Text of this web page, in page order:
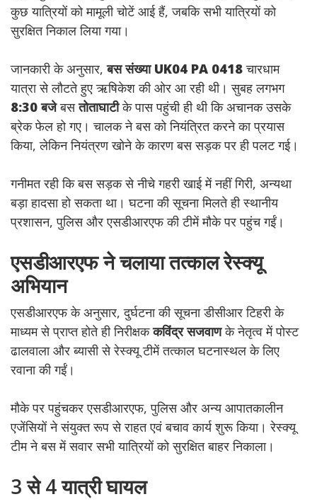
कुछ यात्रियों को मामूली चोटें आई हैं, जबकि सभी यात्रियों को
सुरक्षित निकाल लिया गया।
जानकारी के अनुसार,बस संख्या UK04 PA 0418चारधाम
यात्रा से लौटते हुए ऋषिकेश की ओर आ रही थी। सुबह लगभग
8:30 बजेबसतोताघाटीके पास पहुंची ही थी कि अचानक उसके
ब्रेक फेल हो गए। चालक ने बस को नियंत्रित करने का प्रयास
किया, लेकिन नियंत्रण खोने के कारण बस सड़क पर ही पलट गई।
गनीमत रही कि बस सड़क से नीचे गहरी खाई में नहीं गिरी, अन्यथा
बड़ा हादसा हो सकता था। घटना की सूचना मिलते ही स्थानीय
प्रशासन, पुलिस और एसडीआरएफ की टीमें मौके पर पहुंच गईं।
एसडीआरएफ ने चलाया तत्काल रेस्क्यू
अभियान
एसडीआरएफ के अनुसार, दुर्घटना की सूचना डीसीआर टिहरी के
माध्यम से प्राप्त होते ही निरीक्षककविंद्र सजवाणके नेतृत्व में पोस्ट
ढालवाला और ब्यासी से रेस्क्यू टीमें तत्काल घटनास्थल के लिए
रवाना की गईं।
मौके पर पहुंचकर एसडीआरएफ, पुलिस और अन्य आपातकालीन
एजेंसियों ने संयुक्त रूप से राहत एवं बचाव कार्य शुरू किया। रेस्क्यू
टीम ने बस में सवार सभी यात्रियों को सुरक्षित बाहर निकाला।
3 से 4 यात्री घायल